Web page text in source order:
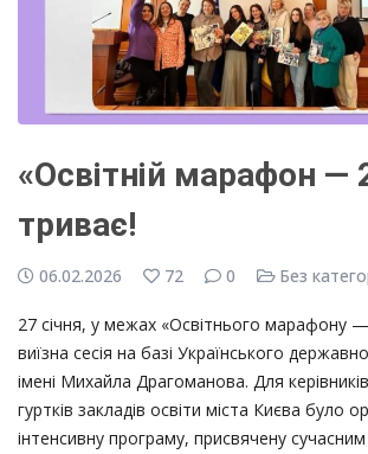
«Освітній марафон —
триває!
06.02.2026 72 0 Без
27 січня, у межах «Освітнього марафону —
виїзна сесія на базі Українського
імені Михайла Драгоманова. Для
гуртків закладів освіти міста Києва було
інтенсивну програму, присвячену